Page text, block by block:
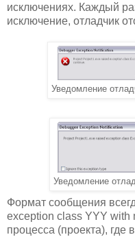
исключениях. Каждый
исключение, отладчик
Уведомление
Уведомление
Формат сообщения
exception class YYY
процесса (проекта),